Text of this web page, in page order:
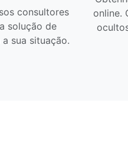
consultores
solução de
sua situação.
online.